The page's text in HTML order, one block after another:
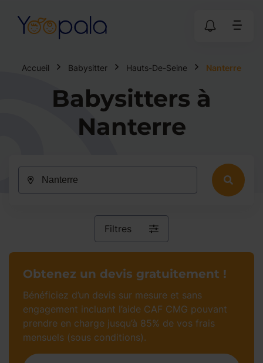
Accueil Babysitter Hauts-De-Seine Nanterre
Babysitters à
Nanterre
Filtres
Obtenez un devis gratuitement !
Bénéficiez d’un devis sur mesure et sans
engagement incluant l’aide CAF CMG pouvant
prendre en charge jusqu’à 85% de vos frais
mensuels (sous conditions).